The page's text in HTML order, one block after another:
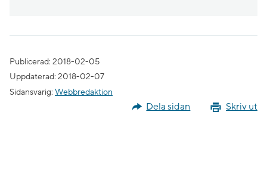
Publicerad: 2018-02-05
Uppdaterad: 2018-02-07
Sidansvarig: Webbredaktion
Skriv ut
Dela sidan